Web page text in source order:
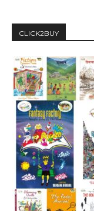
CLICK2BUY